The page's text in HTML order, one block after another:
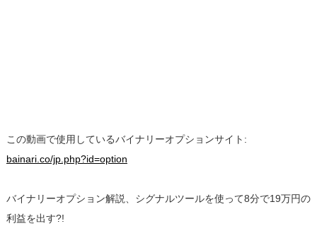
この動画で使用しているバイナリーオプションサイト:
bainari.co/jp.php?id=option
バイナリーオプション解説、シグナルツールを使って8分で19万円の
利益を出す?!